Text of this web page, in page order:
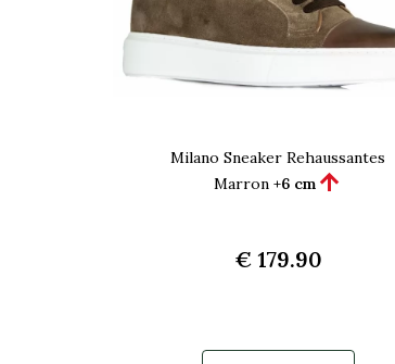
Milano Sneaker Rehaussantes
Marron +6 cm 
€ 179.90